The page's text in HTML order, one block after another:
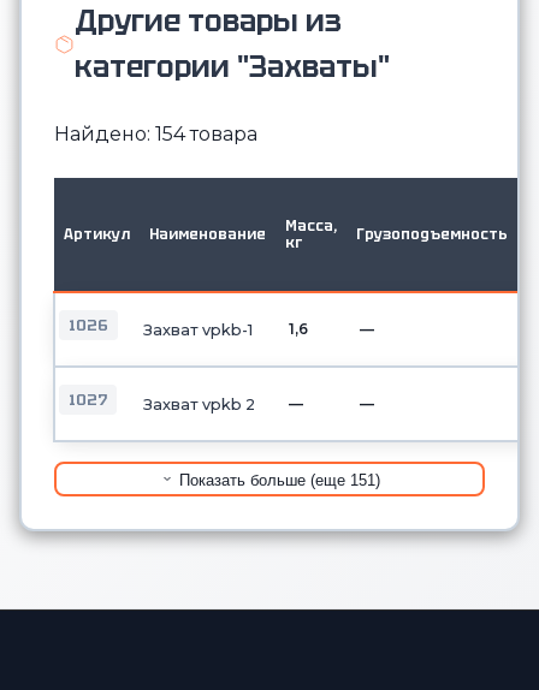
Другие товары из
категории "Захваты"
Найдено: 154 товара
Артикул Наименование
Масса,
кг
Грузоподъемность
1026 Захват vpkb-1 1,6 —
1027 Захват vpkb 2 — —
Показать больше (еще 151)